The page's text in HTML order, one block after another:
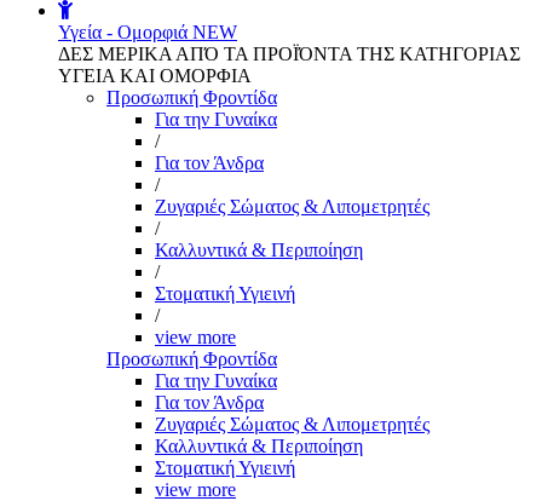
Υγεία - Ομορφιά NEW
ΔΕΣ ΜΕΡΙΚΑ ΑΠΌ ΤΑ ΠΡΟΪΌΝΤΑ ΤΗΣ ΚΑΤΗΓΟΡΙΑΣ
ΥΓΕΙΑ ΚΑΙ ΟΜΟΡΦΙΑ
Προσωπική Φροντίδα
Για την Γυναίκα
/
Για τον Άνδρα
/
Ζυγαριές Σώματος & Λιπομετρητές
/
Καλλυντικά & Περιποίηση
/
Στοματική Υγιεινή
/
view more
Προσωπική Φροντίδα
Για την Γυναίκα
Για τον Άνδρα
Ζυγαριές Σώματος & Λιπομετρητές
Καλλυντικά & Περιποίηση
Στοματική Υγιεινή
view more